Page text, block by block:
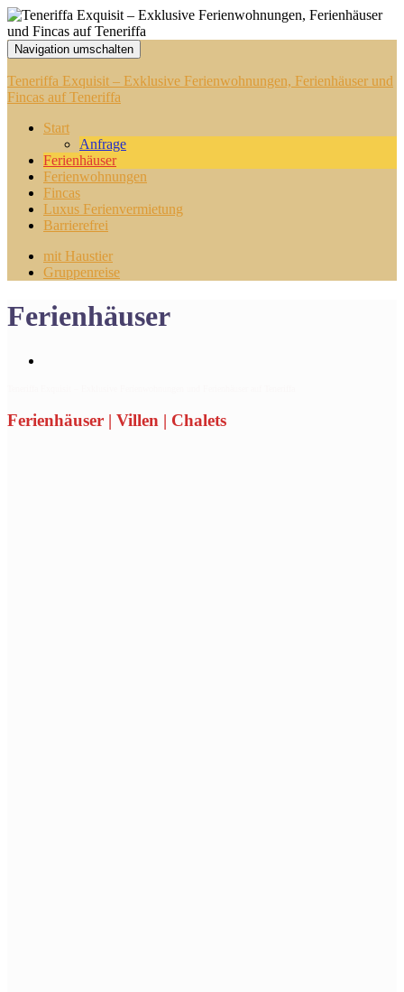
Navigation umschalten
Teneriffa Exquisit – Exklusive Ferienwohnungen, Ferienhäuser und
Fincas auf Teneriffa
Start
Anfrage
Ferienhäuser
Ferienwohnungen
Fincas
Luxus Ferienvermietung
Barrierefrei
mit Haustier
Gruppenreise
Ferienhäuser
Ferienhäuser | Villen | Chalets